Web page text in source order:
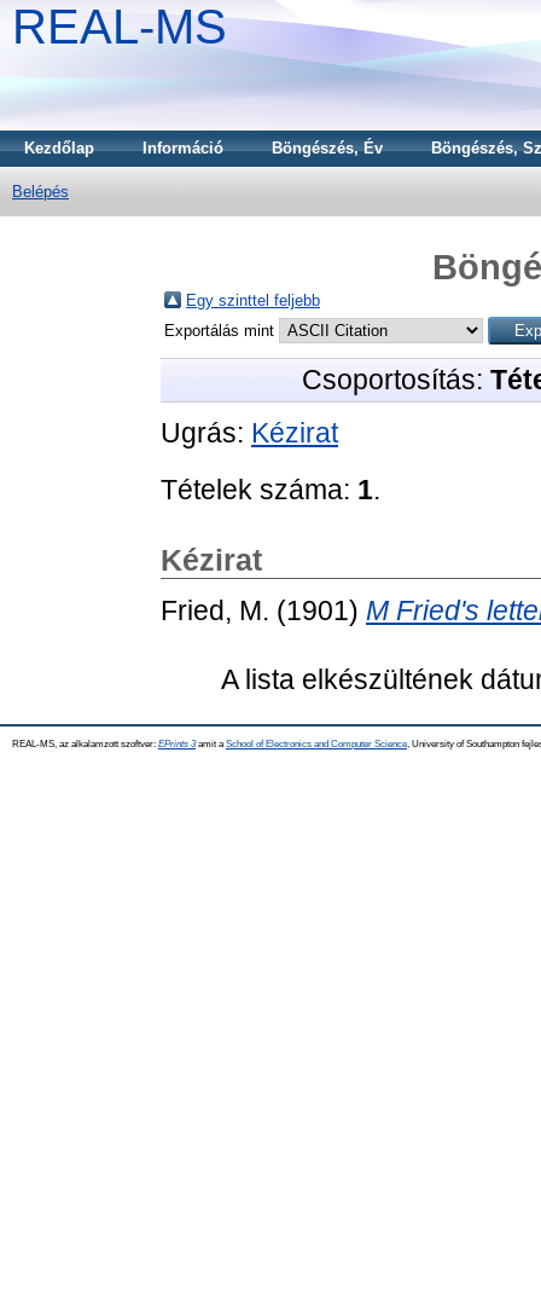
REAL-MS
Kezdőlap Információ Böngészés, Év Böngészés,
Belépés
Egy szinttel feljebb
Exportálás mint
Csoportosítás:
Ugrás: Kézirat
Tételek száma: 1.
Kézirat
Fried, M. (1901) M Fried's
A lista elkészültének
REAL-MS, az alkalamzott szoftver: EPrints 3amit a School of Electronics and Computer Science , University of Southampton